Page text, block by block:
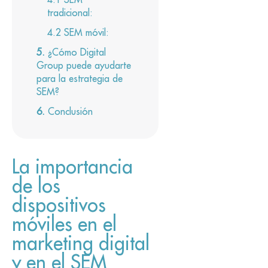
tradicional:
SEM móvil:
¿Cómo Digital
Group puede ayudarte
para la estrategia de
SEM?
Conclusión
La importancia
de los
dispositivos
móviles en el
marketing digital
y en el SEM